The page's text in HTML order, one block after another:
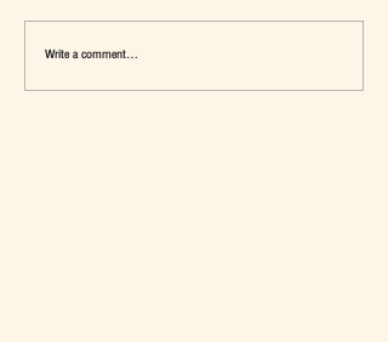
เมื่อ Self-concept ถูกเติมเต็ม Fashion อาจ
จะไม่ใช่คำตอบ
Write a comment...